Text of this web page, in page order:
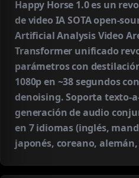
Happy Horse 1.0 es un
de video IA SOTA open-
Artificial Analysis Video
Transformer unificado
parámetros con
1080p en ~38 segundos
denoising. Soporta texto-
generación de audio
en 7 idiomas (inglés,
japonés, coreano,